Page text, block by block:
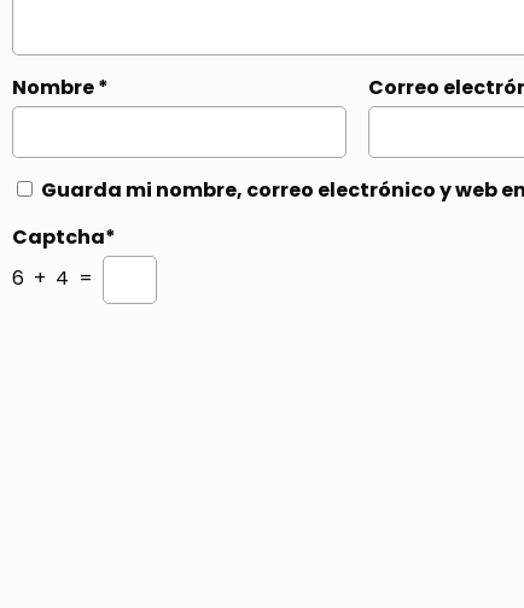
Nombre* Correo
Guarda mi nombre, correo electrónico y web
Captcha*
6 + 4 =